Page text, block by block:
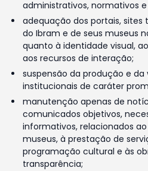
administrativos, normativos
adequação dos portais,
do Ibram e de seus museus
quanto à identidade visual,
aos recursos de interação;
suspensão da produção e
institucionais de caráter
manutenção apenas de
comunicados objetivos,
informativos, relacionados
museus, à prestação de
programação cultural e às
transparência;